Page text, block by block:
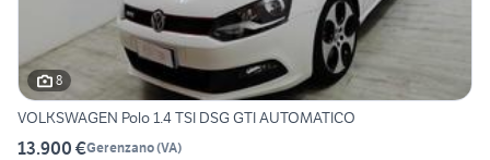
8
VOLKSWAGEN Polo 1.4 TSI DSG GTI AUTOMATICO
13.900 €Gerenzano(VA)